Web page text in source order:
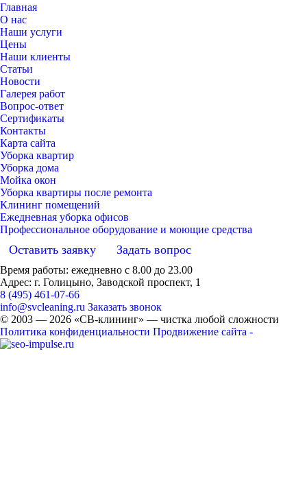
Главная
О нас
Наши услуги
Цены
Наши клиенты
Статьи
Новости
Галерея работ
Вопрос-ответ
Сертификаты
Контакты
Карта сайта
Уборка квартир
Уборка дома
Мойка окон
Уборка квартиры после ремонта
Клининг помещений
Ежедневная уборка офисов
Профессиональное оборудование и моющие средства
Оставить заявку Задать вопрос
Время работы: ежедневно с 8.00 до 23.00
Адрес: г. Голицыно, Заводской проспект, 1
8 (495) 461-07-66
info@svcleaning.ru Заказать звонок
© 2003 — 2026 «СВ-клининг» — чистка любой сложности
Политика конфиденциальности Продвижение сайта -